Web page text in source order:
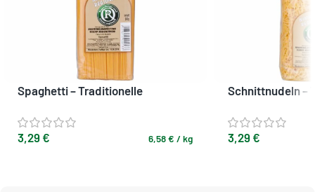
Spaghetti – Traditionelle
3,29 € 6,58€ /kg
Schnittnudeln –
3,29 €